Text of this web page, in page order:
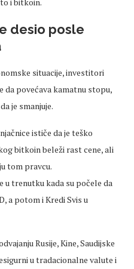
desio posle
situacije, investitori
da povećava kamatnu stopu,
je smanjuje.
ističe da je teško
bitkoin beleži rast cene, ali
tom pravcu.
trenutku kada su počele da
a potom i Kredi Svis u
Rusije, Kine, Saudijske
u tradacionalne valute i